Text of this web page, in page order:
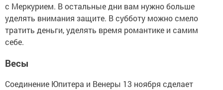
с Меркурием. В остальные дни вам нужно больше
уделять внимания защите. В субботу можно смело
тратить деньги, уделять время романтике и самим
себе.
Весы
Соединение Юпитера и Венеры 13 ноября сделает